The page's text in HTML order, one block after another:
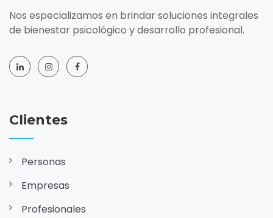
Nos especializamos en brindar soluciones integrales
de bienestar psicológico y desarrollo profesional.
Clientes
Personas
Empresas
Profesionales